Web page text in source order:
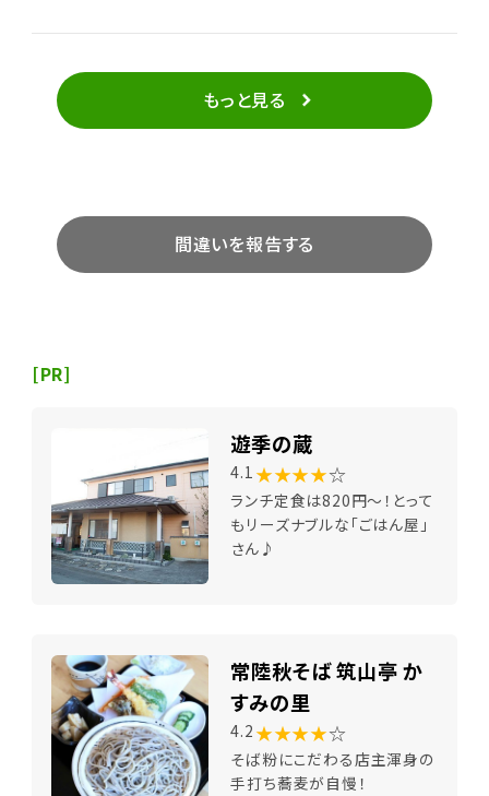
もっと見る
間違いを報告する
[PR]
遊季の蔵
4.1 ★★★★☆
ランチ定食は820円～！とって
もリーズナブルな「ごはん屋」
さん♪
常陸秋そば 筑山亭 か
すみの里
4.2 ★★★★☆
そば粉にこだわる店主渾身の
手打ち蕎麦が自慢！